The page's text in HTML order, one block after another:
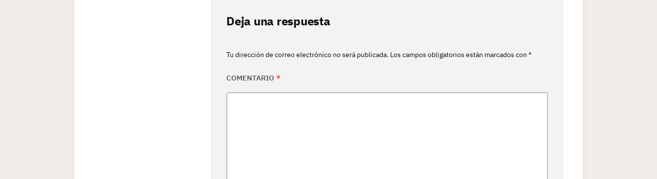
Deja una respuesta
Tu dirección de correo electrónico no será publicada. Los campos obligatorios están marcados con *
COMENTARIO *